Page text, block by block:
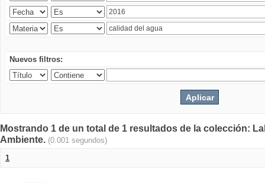
Nuevos filtros:
Mostrando 1 de un total de 1 resultados de la colección:
Ambiente. (0.001 segundos)
1